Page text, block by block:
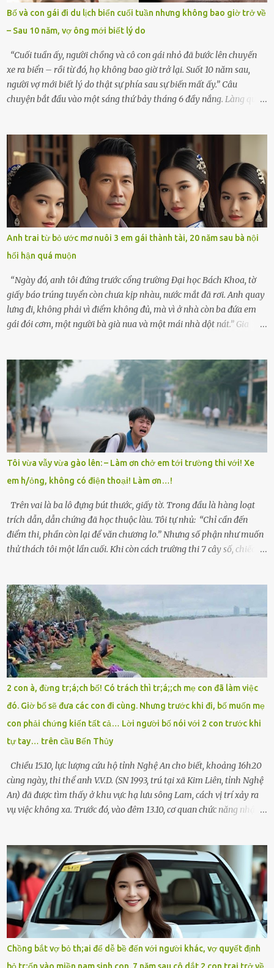
sắp xếp lại bàn thờ vợ. Mọi thứ vẫn như mọi ngày, nhưng có điều gì
đó kỳ lạ mà tôi không thể giải thích được. Trong khoảnh khắc tôi
cúi xuống lau chùi bát hương, một luồng gió lạ thoáng qua, khiến
tôi giật mình. Và rồi, một chuyện kinh...
Bố và con gái đi du lịch biển cuối tuần nhưng không bao giờ trở về
– Sau 10 năm, vợ ông mới biết lý do
“Cuối tuần ấy, người chồng và cô con gái nhỏ đã bước lên chuyến
xe ra biển – rồi từ đó, họ không bao giờ trở lại. Suốt 10 năm sau,
người vợ mới biết lý do thật sự phía sau sự biến mất ấy.” Câu
chuyện bắt đầu vào một sáng thứ bảy tháng 6 đầy nắng. Làng quê
không kém. Ông Minh, vốn là một người đàn ông điềm đạm, ít nói,
hôm ấy lại đặc biệt vui vẻ. Ông chuẩn bị hành lý cho chuyến đi biển
cùng cô con gái 8 tuổi tên Thảo. “Em ở nhà nghỉ ngơi nhé, anh đưa
con đi biển hai ngày, để nó được ngắm sóng, nghịch cát. Về chắc nó
sẽ kể cho em nghe cả tuần không hết chuyện.” – Ông Minh cười
hiền, vuốt tóc vợ. Bà Hạnh nhìn chồng và con gái ríu rít chuẩn bị mà
lòng cũng rộn ràng. Bà vốn ít có dịp đi xa vì còn bận buôn bán ở chợ,
nên lần này cũng đành ở nhà. Thảo ôm chầm lấy mẹ trước khi đi:
“Con sẽ nhặt thật nhiều vỏ sò cho mẹ nhé!” Chiếc xe khách lăn
bánh rời khỏi bến...
Anh trai từ bỏ ước mơ nuôi 3 em gái thành tài, 20 năm sau bà nội
hối hận quá muộn
“Ngày đó, anh tôi đứng trước cổng trường Đại học Bách Khoa, tờ
giấy báo trúng tuyển còn chưa kịp nhàu, nước mắt đã rơi. Anh quay
lưng đi, không phải vì điểm không đủ, mà vì ở nhà còn ba đứa em
gái đói cơm, một người bà già nua và một mái nhà dột nát.” Gia
có tin tức. Mọi gánh nặng đổ dồn lên đôi vai gầy guộc của bà nội –
cụ Nguyễn Thị Đào – và cậu con trai cả là Trí, lúc đó mới chỉ 17 tuổi.
Trí là học sinh giỏi toàn huyện, học lớp 12 nhưng đã biết làm ruộng,
làm thuê, biết đi cày thuê từ 4h sáng rồi lại tất tả về đi học. Người
trong làng thương lắm, bảo: “Thằng Trí học giỏi mà hiền, sau này
nên ông này bà nọ đó!” Trí có ba cô em gái: Mai, Lan và Hương – ba
cái tên mẹ đặt lúc còn sống, mong tụi nhỏ sau này như hoa mai nở
giữa mùa đông. Nhưng hoa có đẹp mấy cũng cần đất màu, mà nhà
thì chỉ toàn đất sỏi đá và khốn khó. Năm đó, Trí đỗ Đại học Bách
Khoa Hà...
Tôi vừa vẫy vừa gào lên: – Làm ơn chở em tới trường thi với! Xe
em h/ỏng, không có điện thoại! Làm ơn…!
Trên vai là ba lô đựng bút thước, giấy tờ. Trong đầu là hàng loạt
trích dẫn, dẫn chứng đã học thuộc làu. Tôi tự nhủ: “Chỉ cần đến
điểm thi, phần còn lại để văn chương lo.” Nhưng số phận như muốn
thử thách tôi một lần cuối. Khi còn cách trường thi 7 cây số, chiếc xe
sực nhớ – điện thoại đang sạc, sáng nay quên mang theo! Giữa con
đường thưa thớt người qua lại, tôi hoảng loạn vẫy tay xin đi nhờ. –
Chú ơi, cháu đi thi, xe hỏng rồi! Làm ơn cho cháu đi nhờ với! – Cô ơi,
giúp cháu với, cháu không có điện thoại… Người thì lắc đầu. Người
thì tăng ga tránh xa như né một kẻ lừa đảo. Tôi gào lên giữa đường
như một kẻ mất trí. Vô ích. 6h10. Còn hơn 30 phút nữa. Trong đầu
tôi chỉ có một lựa chọn duy nhất: chạy. Tôi quăng xe vào vệ đường,
rút tờ giấy báo dự thi nhét túi áo, đeo ba lô và chạy . Chạy miết.
Chạy không ngừng. Qua ngã...
2 con à, đừng tr;á;ch bố! Có trách thì tr;á;;ch mẹ con đã làm việc
đó. Giờ bố sẽ đưa các con đi cùng. Nhưng trước khi đi, bố muốn mẹ
con phải chứng kiến tất cả… Lời người bố nói với 2 con trước khi
tự tay… trên cầu Bến Thủy
Chiều 15.10, lực lượng cứu hộ tỉnh Nghệ An cho biết, khoảng 16h20
cùng ngày, thi thể anh V.V.D. (SN 1993, trú tại xã Kim Liên, tỉnh Nghệ
An) đã được tìm thấy ở khu vực hạ lưu sông Lam, cách vị trí xảy ra
vụ việc không xa. Trước đó, vào đêm 13.10, cơ quan chức năng nhận
– rồi để lại xe máy trên cầu, ôm theo 2 con gái nhỏ nhảy xuống
sông. Người thân và hàng xóm ngóng chờ thông tin tìm kiếm 3 bố
con mất tích trên sông Lam sau vụ nhảy cầu. Ảnh: Hải Dương Tại
hiện trường, người dân phát hiện một chiếc xe máy mang biển kiểm
soát Nghệ An cùng hai chiếc cặp học sinh. Ngay trong đêm, lực
lượng chức năng phối hợp cùng các đội cứu hộ tình nguyện triển
khai tìm kiếm. Danh tính các nạn nhân được xác định là anh V.V.D.
và 2 con gái là cháu V.H.B. (SN 2020) và V.G.T. (SN 2021). Hai cháu là
Chồng bắt vợ bỏ th;ai để dễ bề đến với người khác, vợ quyết định